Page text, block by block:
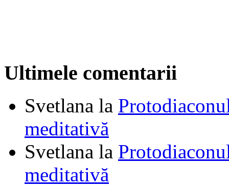
Ultimele comentarii
Svetlana la
meditativă
Svetlana la
meditativă